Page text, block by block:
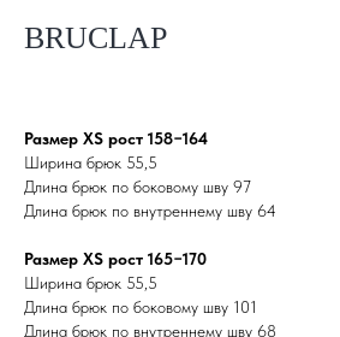
BRUCLAP
Размер XS рост 158−164
Ширина брюк 55,5
Длина брюк по боковому шву 97
Длина брюк по внутреннему шву 64
Размер XS рост 165−170
Ширина брюк 55,5
Длина брюк по боковому шву 101
Длина брюк по внутреннему шву 68